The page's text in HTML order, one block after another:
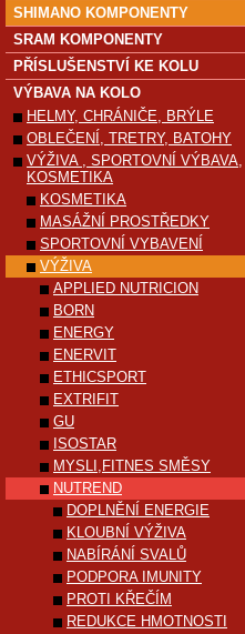
SHIMANO KOMPONENTY
SRAM KOMPONENTY
PŘÍSLUŠENSTVÍ KE KOLU
VÝBAVA NA KOLO
HELMY, CHRÁNIČE, BRÝLE
OBLEČENÍ, TRETRY, BATOHY
VÝŽIVA , SPORTOVNÍ VÝBAVA,
KOSMETIKA
KOSMETIKA
MASÁŽNÍ PROSTŘEDKY
SPORTOVNÍ VYBAVENÍ
VÝŽIVA
APPLIED NUTRICION
BORN
ENERGY
ENERVIT
ETHICSPORT
EXTRIFIT
GU
ISOSTAR
MYSLI,FITNES SMĚSY
NUTREND
DOPLNĚNÍ ENERGIE
KLOUBNÍ VÝŽIVA
NABÍRÁNÍ SVALŮ
PODPORA IMUNITY
PROTI KŘEČÍM
REDUKCE HMOTNOSTI